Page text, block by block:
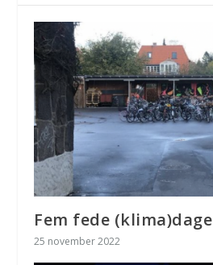
Fem fede (klima)dage
25 november 2022